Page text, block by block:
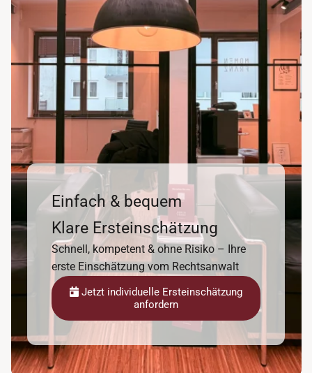
Einfach & bequem
Klare Ersteinschätzung
Schnell, kompetent & ohne Risiko – Ihre
erste Einschätzung vom Rechtsanwalt
Jetzt individuelle Ersteinschätzung
anfordern